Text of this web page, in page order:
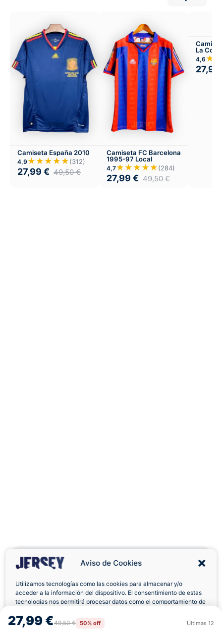
Aviso de Cookies
Utilizamos tecnologías como las cookies para almacenar y/o
acceder a la información del dispositivo. El consentimiento de estas
tecnologías nos permitirá procesar datos como el comportamiento de
retirar el consentimiento, puede afectar negativamente a ciertas
características y funciones.
Rechazar
27,99 €49,50 € 50% off Últimas 12
Camiseta España 2010
4,9 ★★★★★(312)
27,99 € 49,50€
Camiseta FC Barcelona
1995-97 Local
4,7★★★★★(284)
27,99 € 49,50€
La
Local
4,6
27,99
Envíos a Domicilio Devolución 7 Días